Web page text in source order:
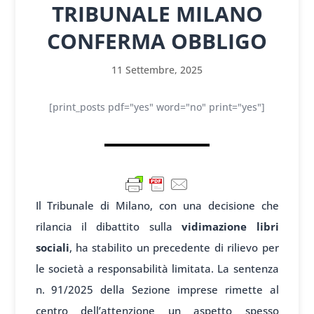
TRIBUNALE MILANO
CONFERMA OBBLIGO
11 Settembre, 2025
[print_posts pdf="yes" word="no" print="yes"]
Il Tribunale di Milano, con una decisione che
rilancia il dibattito sullavidimazione libri
sociali, ha stabilito un precedente di rilievo per
le società a responsabilità limitata. La sentenza
n. 91/2025 della Sezione imprese rimette al
centro dell’attenzione un aspetto spesso